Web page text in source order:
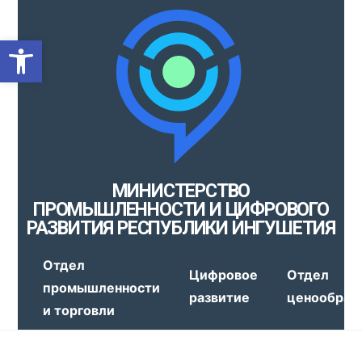
Открыть панель
МИНИСТЕРСТВО
ПРОМЫШЛЕННОСТИ И ЦИФРОВОГО
РАЗВИТИЯ РЕСПУБЛИКИ ИНГУШЕТИЯ
Отдел
промышленности
и торговли
Цифровое
развитие
Отдел